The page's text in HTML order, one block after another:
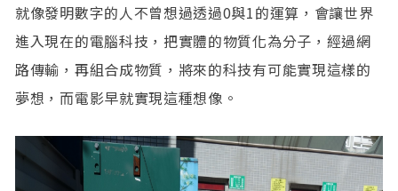
就像發明數字的人不曾想過透過0與1的運算，會讓世界
進入現在的電腦科技，把實體的物質化為分子，經過網
路傳輸，再組合成物質，將來的科技有可能實現這樣的
夢想，而電影早就實現這種想像。